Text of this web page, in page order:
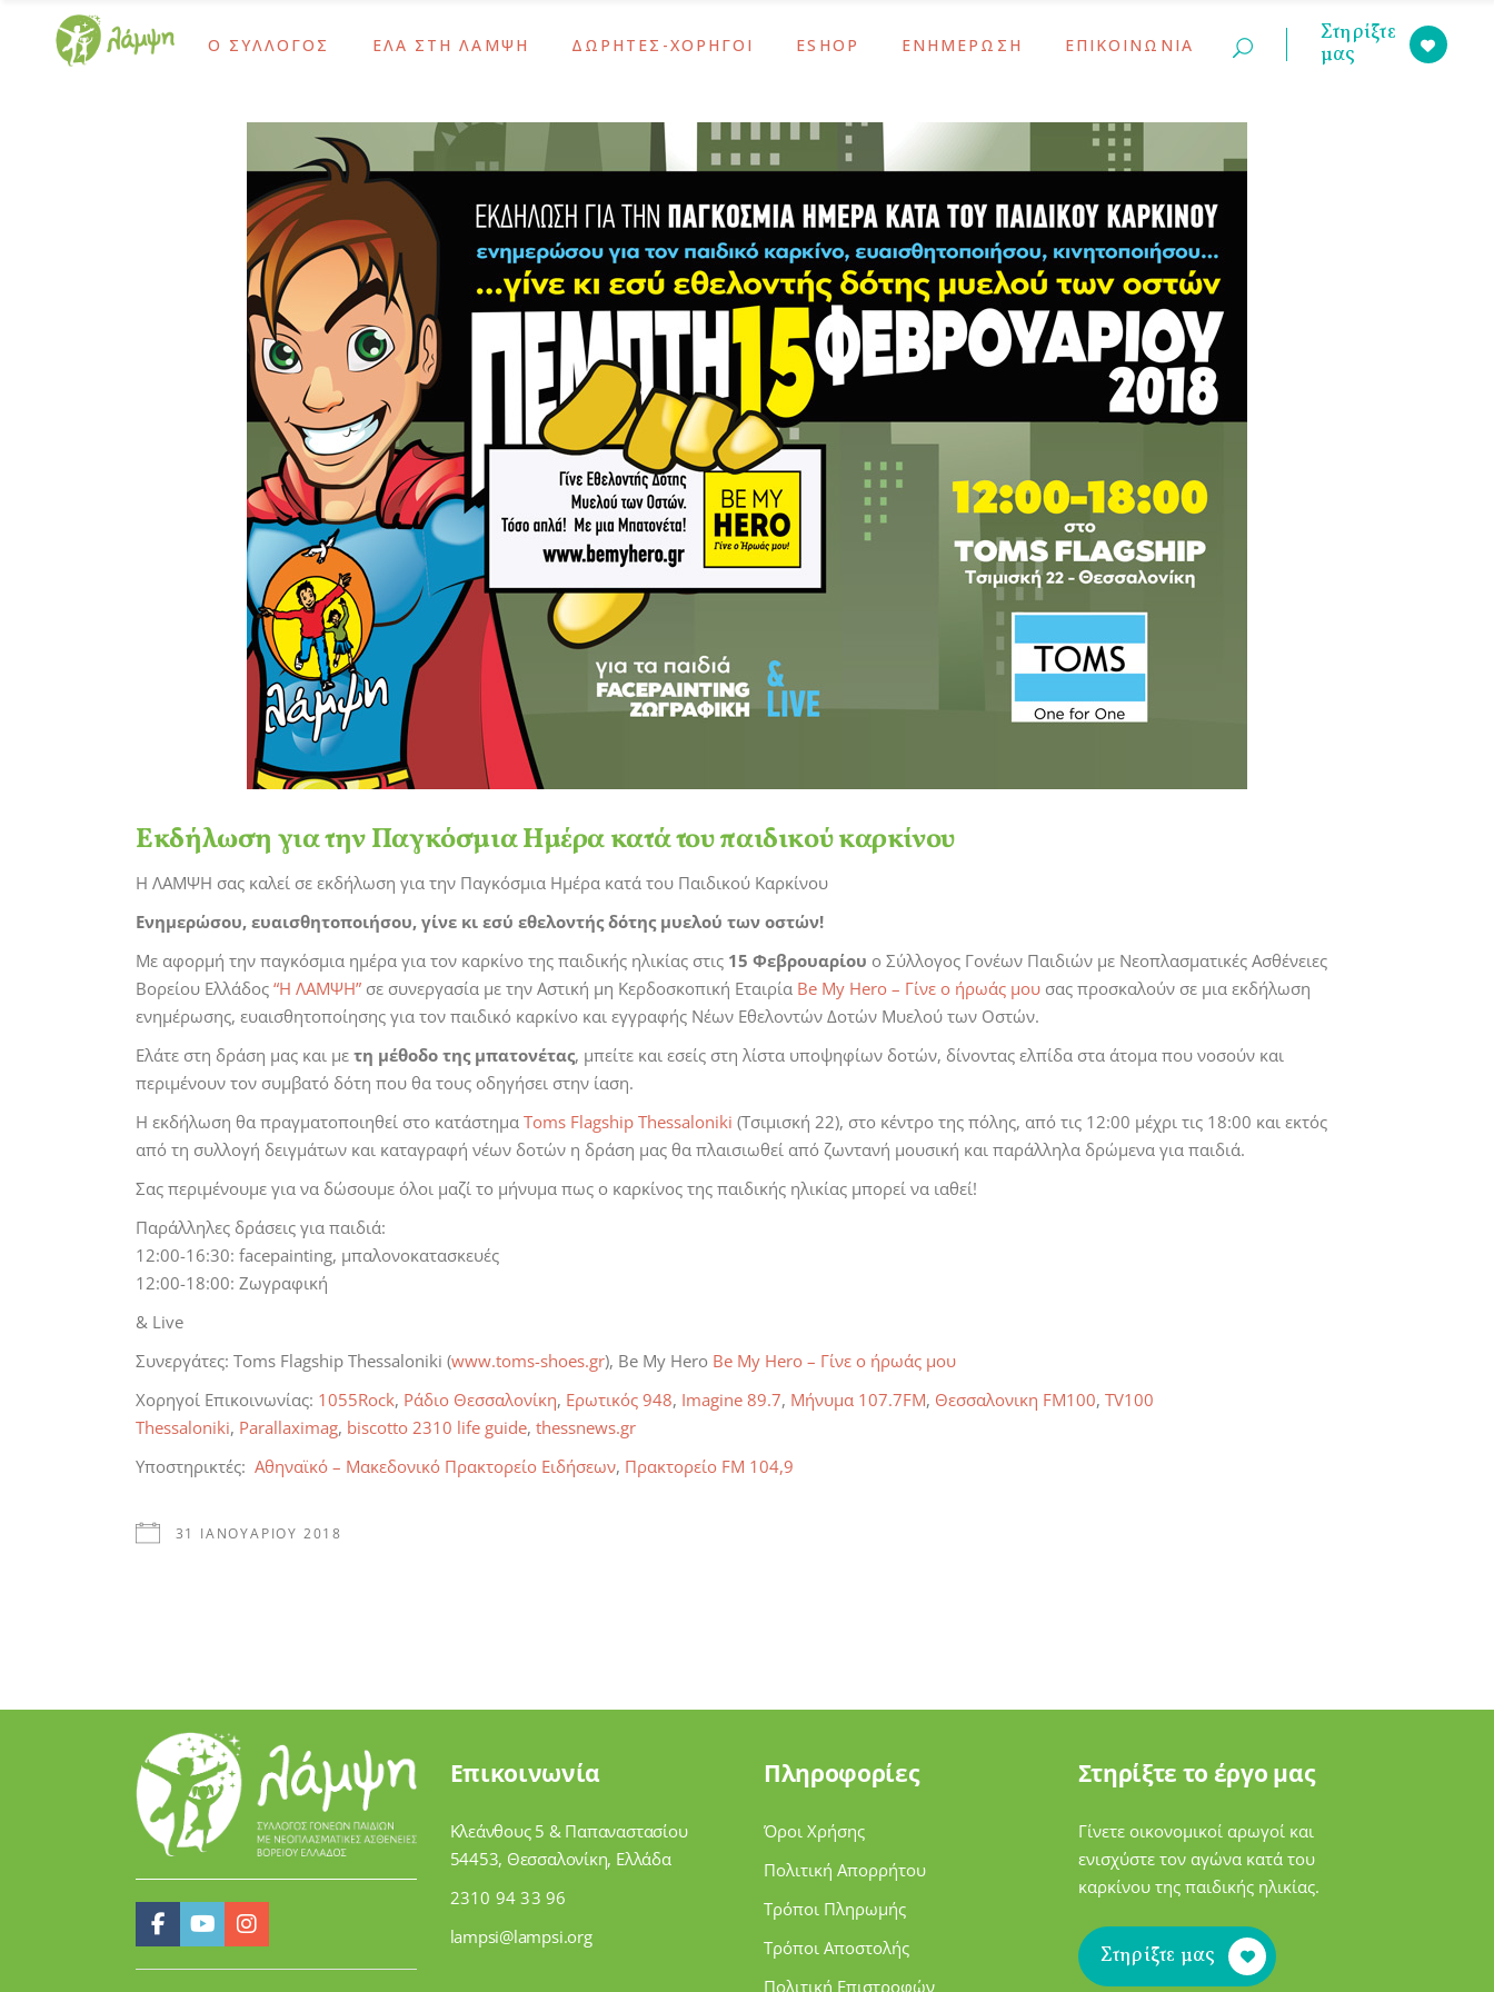
Ο ΣΥΛΛΟΓΟΣ
Ίδρυση και Σκοπός
Το Έργο Μας
Χρονολόγιο
Διοικητικό Συμβούλιο – Προσωπικό
Ψυχοκοινωνική Ομάδα
Ομάδα Δράμας
Οι Εθελοντές Μας
Καρκίνος Παιδικής-Εφηβικής Ηλικίας
Μετά τη Θεραπεία
ΕΛΑ ΣΤΗ ΛΑΜΨΗ
Ως Τακτικό Μέλος
Ως Αρωγό Μέλος
Γίνε Εθελοντής Μας
Ως Δότης Αιμοπεταλίων
Ως Δότης Μυελού Των Οστών
Με Εταιρικές Δράσεις ΕΚΕ
ΔΩΡΗΤΕΣ-ΧΟΡΗΓΟΙ
Υποστηρίξτε το Έργο Μας
ΙΣΝ / SNF
Χορηγοί-Υποστηρικτές
ESHOP
Λάμψη
Σχολικά & Είδη Γραφείου
Δώρα
Εποχιακά
ΕΝΗΜΕΡΩΣΗ
Εκδηλώσεις
ΕΠΙΚΟΙΝΩΝΙΑ
Στηρίξτε
μας
Διοικητικό Συμβούλιο – Προσωπικό
Ψυχοκοινωνική Ομάδα
Ομάδα Δράμας
Οι Εθελοντές Μας
Καρκίνος Παιδικής-Εφηβικής Ηλικίας
Μετά τη Θεραπεία
Γίνε Εθελοντής Μας
Ως Δότης Αιμοπεταλίων
Ως Δότης Μυελού Των Οστών
Με Εταιρικές Δράσεις ΕΚΕ
ΙΣΝ / SNF
Χορηγοί-Υποστηρικτές
Σχολικά & Είδη Γραφείου
Δώρα
Εποχιακά
Εκδήλωση για την Παγκόσμια Ημέρα κατά του παιδικού καρκίνου
Η ΛΑΜΨΗ σας καλεί σε εκδήλωση για την Παγκόσμια Ημέρα κατά του Παιδικού Καρκίνου
Ενημερώσου, ευαισθητοποιήσου, γίνε κι εσύ εθελοντής δότης μυελού των οστών!
Με αφορμή την παγκόσμια ημέρα για τον καρκίνο της παιδικής ηλικίας στις 15 Φεβρουαρίου ο Σύλλογος Γονέων Παιδιών με Νεοπλασματικές Ασθένειες
Βορείου Ελλάδος “Η ΛΑΜΨΗ” σε συνεργασία με την Αστική μη Κερδοσκοπική Εταιρία Be My Hero – Γίνε ο ήρωάς μου σας προσκαλούν σε μια εκδήλωση
ενημέρωσης, ευαισθητοποίησης για τον παιδικό καρκίνο και εγγραφής Νέων Εθελοντών Δοτών Μυελού των Οστών.
Ελάτε στη δράση μας και με τη μέθοδο της μπατονέτας, μπείτε και εσείς στη λίστα υποψηφίων δοτών, δίνοντας ελπίδα στα άτομα που νοσούν και
περιμένουν τον συμβατό δότη που θα τους οδηγήσει στην ίαση.
H εκδήλωση θα πραγματοποιηθεί στο κατάστημα Toms Flagship Thessaloniki (Τσιμισκή 22), στο κέντρο της πόλης, από τις 12:00 μέχρι τις 18:00 και εκτός
από τη συλλογή δειγμάτων και καταγραφή νέων δοτών η δράση μας θα πλαισιωθεί από ζωντανή μουσική και παράλληλα δρώμενα για παιδιά.
Σας περιμένουμε για να δώσουμε όλοι μαζί το μήνυμα πως ο καρκίνος της παιδικής ηλικίας μπορεί να ιαθεί!
Παράλληλες δράσεις για παιδιά:
12:00-16:30: facepainting, μπαλονοκατασκευές
12:00-18:00: Ζωγραφική
& Live
Συνεργάτες: Toms Flagship Thessaloniki (www.toms-shoes.gr), Be My Hero Be My Hero – Γίνε ο ήρωάς μου
Χορηγοί Επικοινωνίας: 1055Rock, Ράδιο Θεσσαλονίκη, Ερωτικός 948, Imagine 89.7, Μήνυμα 107.7FM, Θεσσαλονικη FM100, TV100
Thessaloniki, Parallaximag, biscotto 2310 life guide, thessnews.gr
Υποστηρικτές: Αθηναϊκό – Μακεδονικό Πρακτορείο Ειδήσεων, Πρακτορείο FM 104,9
31 ΙΑΝΟΥΑΡΊΟΥ 2018
Επικοινωνία
Κλεάνθους 5 & Παπαναστασίου
54453, Θεσσαλονίκη, Ελλάδα
2310 94 33 96
lampsi@lampsi.org
Πληροφορίες
Όροι Χρήσης
Πολιτική Απορρήτου
Τρόποι Πληρωμής
Τρόποι Αποστολής
Πολιτική Επιστροφών
Στηρίξτε το έργο μας
Γίνετε οικονομικοί αρωγοί και
ενισχύστε τον αγώνα κατά του
καρκίνου της παιδικής ηλικίας.
Στηρίξτε μας